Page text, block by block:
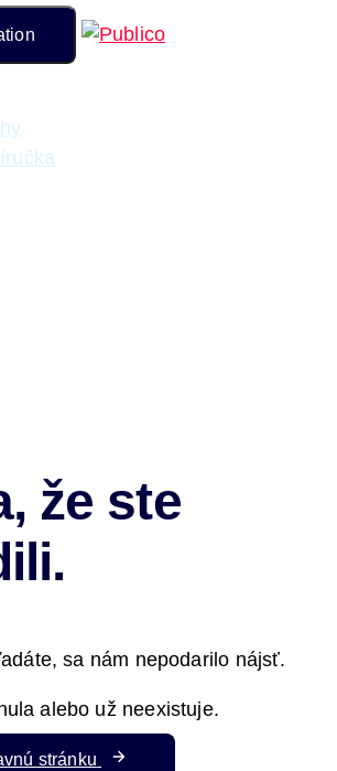
že ste
sa nám nepodarilo nájsť.
alebo už neexistuje.
stránku